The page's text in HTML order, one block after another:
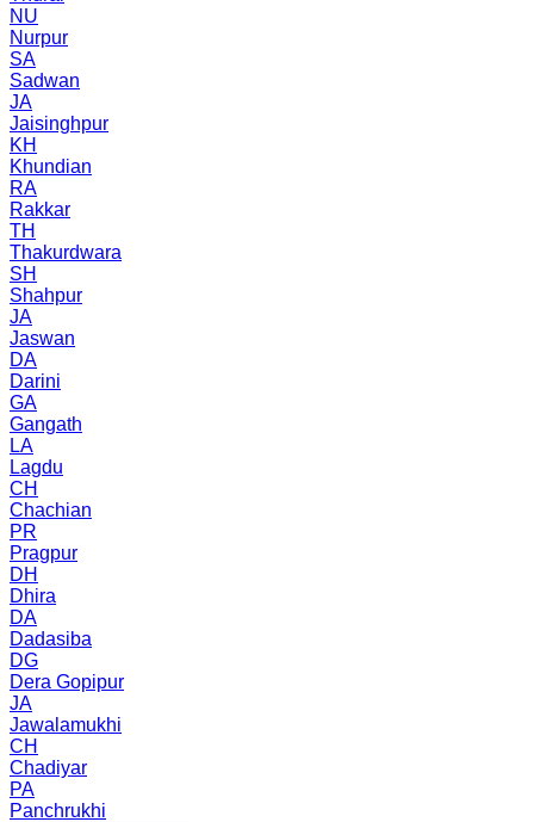
NU
Nurpur
SA
Sadwan
JA
Jaisinghpur
KH
Khundian
RA
Rakkar
TH
Thakurdwara
SH
Shahpur
JA
Jaswan
DA
Darini
GA
Gangath
LA
Lagdu
CH
Chachian
PR
Pragpur
DH
Dhira
DA
Dadasiba
DG
Dera Gopipur
JA
Jawalamukhi
CH
Chadiyar
PA
Panchrukhi